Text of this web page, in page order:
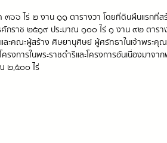
๖ ไร่ ๒ งาน ๑๑ ตารางวา โดยที่ดินผืนแรกที่ส
กราช ๒๕๑๙ ประมาณ ๑๐๐ ไร่ ๑ งาน ๙๒ ตาร
ละคณะผู้สร้าง ศิษยานุศิษย์ ผู้ศรัทธาในเจ้าพระ
งการในพระราชดำริและโครงการอันเนื่องมาจา
๒,๕๐๐ ไร่